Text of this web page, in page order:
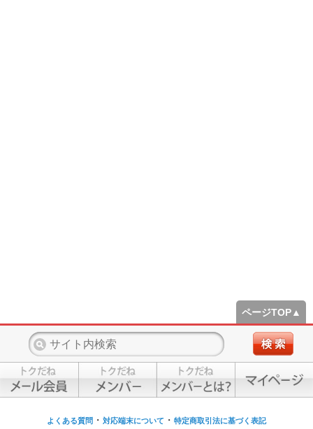
ページTOP▲
よくある質問 ・ 対応端末について ・ 特定商取引法に基づく表記